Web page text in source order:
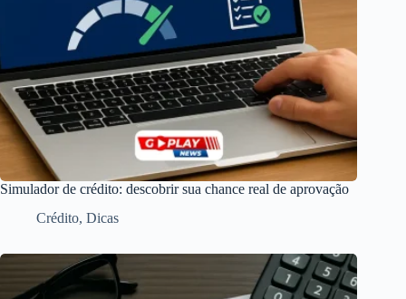
Simulador de crédito: descobrir sua chance real de aprovação
Crédito, Dicas